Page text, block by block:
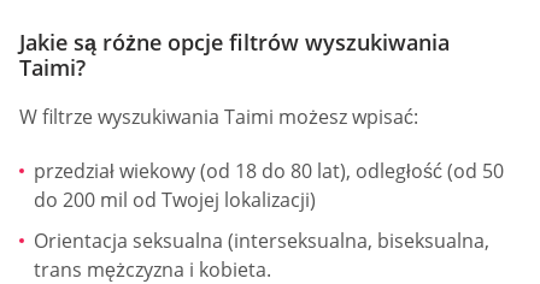
Jakie są różne opcje filtrów wyszukiwania
Taimi?
W filtrze wyszukiwania Taimi możesz wpisać:
przedział wiekowy (od 18 do 80 lat), odległość (od 50
do 200 mil od Twojej lokalizacji)
Orientacja seksualna (interseksualna, biseksualna,
trans mężczyzna i kobieta.